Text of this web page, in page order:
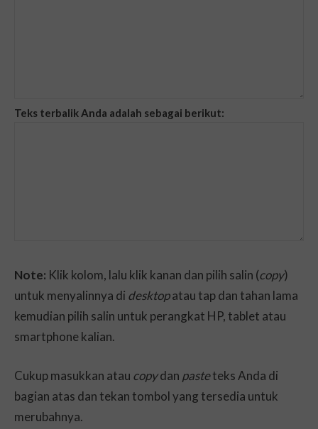
Teks terbalik Anda adalah sebagai berikut:
Note: Klik kolom, lalu klik kanan dan pilih salin (copy)
untuk menyalinnya di desktopatau tap dan tahan lama
kemudian pilih salin untuk perangkat HP, tablet atau
smartphone kalian.
Cukup masukkan atau copydan pasteteks Anda di
bagian atas dan tekan tombol yang tersedia untuk
merubahnya.